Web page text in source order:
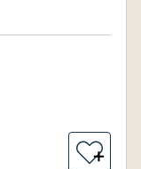
＋